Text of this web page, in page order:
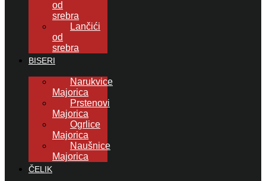
od
srebra
Lančići
od
srebra
BISERI
Narukvice
Majorica
Prstenovi
Majorica
Ogrlice
Majorica
Naušnice
Majorica
ČELIK